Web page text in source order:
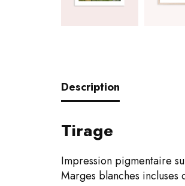
Description
Tirage
Impression pigmentaire
Marges blanches incluses